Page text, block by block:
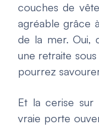
couches de
agréable grâce
de la mer. Oui,
une retraite
pourrez
Et la cerise sur
vraie porte